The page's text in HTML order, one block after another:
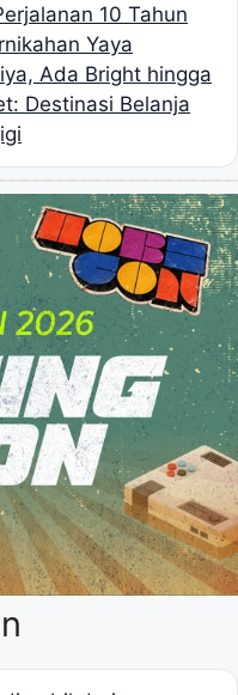
10 Tahun
Yaya
Ada Bright hingga
Destinasi Belanja